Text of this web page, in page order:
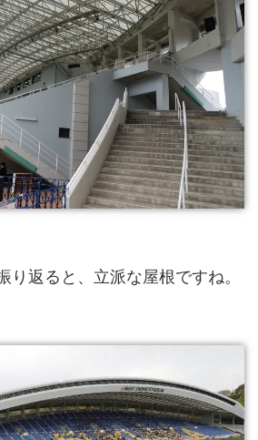
り返ると、立派な屋根ですね。